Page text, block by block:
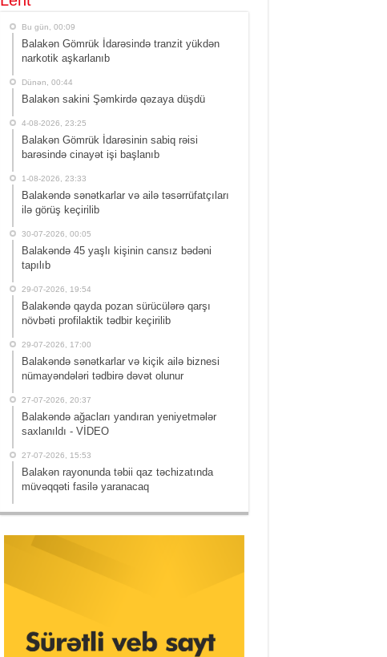
Bu gün, 00:09
Balakən Gömrük İdarəsində tranzit yükdən
narkotik aşkarlanıb
Dünən, 00:44
Balakən sakini Şəmkirdə qəzaya düşdü
4-08-2026, 23:25
Balakən Gömrük İdarəsinin sabiq rəisi
barəsində cinayət işi başlanıb
1-08-2026, 23:33
Balakəndə sənətkarlar və ailə təsərrüfatçıları
ilə görüş keçirilib
30-07-2026, 00:05
Balakəndə 45 yaşlı kişinin cansız bədəni
tapılıb
29-07-2026, 19:54
Balakəndə qayda pozan sürücülərə qarşı
növbəti profilaktik tədbir keçirilib
29-07-2026, 17:00
Balakəndə sənətkarlar və kiçik ailə biznesi
nümayəndələri tədbirə dəvət olunur
27-07-2026, 20:37
Balakəndə ağacları yandıran yeniyetmələr
saxlanıldı - VİDEO
27-07-2026, 15:53
Balakən rayonunda təbii qaz təchizatında
müvəqqəti fasilə yaranacaq